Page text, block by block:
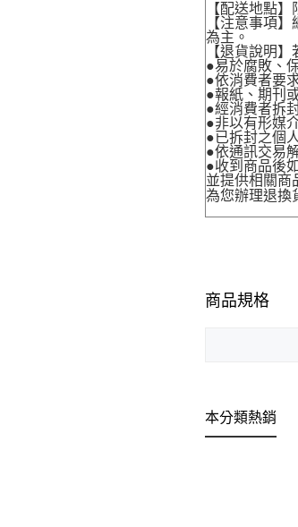
【配送地點】
【注意事項
為主。
【退貨說明
●易於腐敗、
●依消費者要
●報紙、期刊
●經消費者拆
●非以有形媒
●已拆封之個
●依通訊交易
●收到商品後
並提供相關商
為您辦理退換
商品規格
本分類熱銷